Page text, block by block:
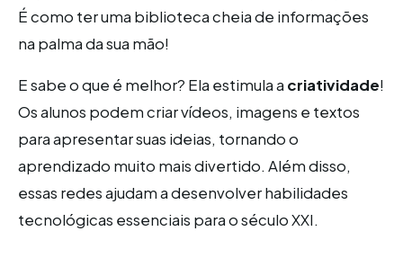
É como ter uma biblioteca cheia de informações
na palma da sua mão!
E sabe o que é melhor? Ela estimula a criatividade!
Os alunos podem criar vídeos, imagens e textos
para apresentar suas ideias, tornando o
aprendizado muito mais divertido. Além disso,
essas redes ajudam a desenvolver habilidades
tecnológicas essenciais para o século XXI.